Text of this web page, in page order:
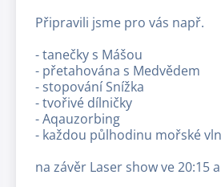
Připravili jsme pro vás např.
- tanečky s Mášou
- přetahována s Medvědem
- stopování Snížka
- tvořivé dílničky
- Aqauzorbing
- každou půlhodinu mořské
na závěr Laser show ve 20:15